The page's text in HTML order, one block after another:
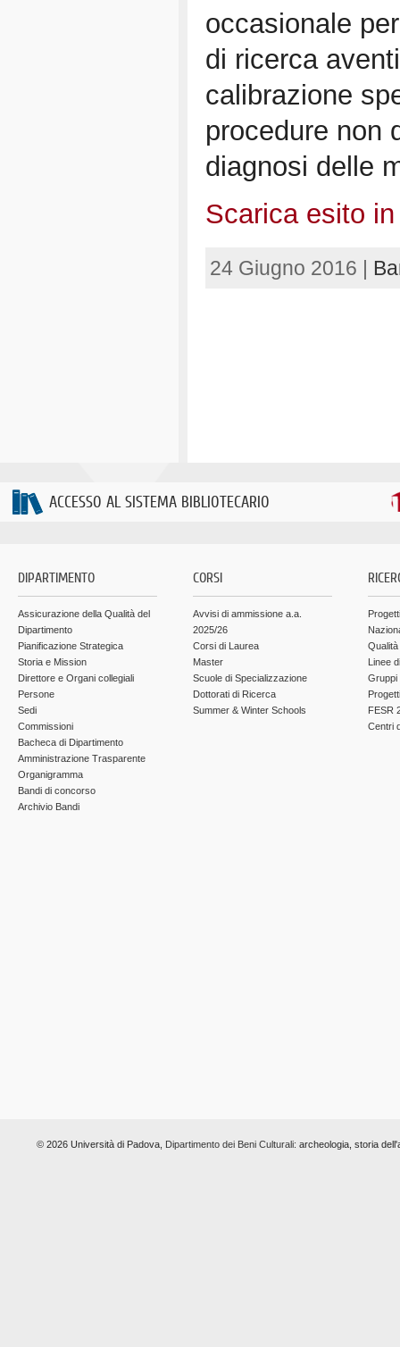
occasionale
di ricerca
calibrazione
procedure non
diagnosi delle
Scarica esito
24 Giugno 2016 |
ACCESSO AL SISTEMA BIBLIOTECARIO
DIPARTIMENTO
Assicurazione della Qualità del
Dipartimento
Pianificazione Strategica
Storia e Mission
Direttore e Organi collegiali
Persone
Sedi
Commissioni
Bacheca di Dipartimento
Amministrazione Trasparente
Organigramma
Bandi di concorso
Archivio Bandi
CORSI
Avvisi di ammissione a.a.
2025/26
Corsi di Laurea
Master
Scuole di Specializzazione
Dottorati di Ricerca
Summer & Winter Schools
Linee
Gruppi
FESR
Centri
© 2026 Università di Padova, Dipartimento dei Beni Culturali: archeologia, storia